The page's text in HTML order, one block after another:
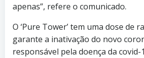
apenas”, refere o comunicado.
O ‘Pure Tower’ tem uma dose de
garante a inativação do novo
responsável pela doença da covid-